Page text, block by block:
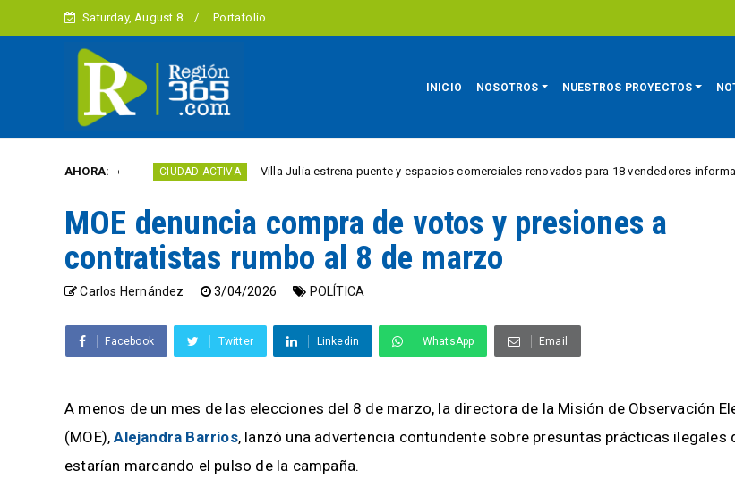
Saturday, August 8 Portafolio
INICIO NOSOTROS NUESTROS PROYECTOS
AHORA:CIUDAD ACTIVA Villa Julia estrena puente y espacios comerciales renovados para 18 vendedores informales
MOE denuncia compra de votos y presiones a
contratistas rumbo al 8 de marzo
Carlos Hernández 3/04/2026 POLÍTICA
Facebook Twitter Linkedin WhatsApp Email
A menos de un mes de las elecciones del 8 de marzo, la directora de la Misión de Observación
(MOE),Alejandra Barrios, lanzó una advertencia contundente sobre presuntas prácticas ilegales
estarían marcando el pulso de la campaña.